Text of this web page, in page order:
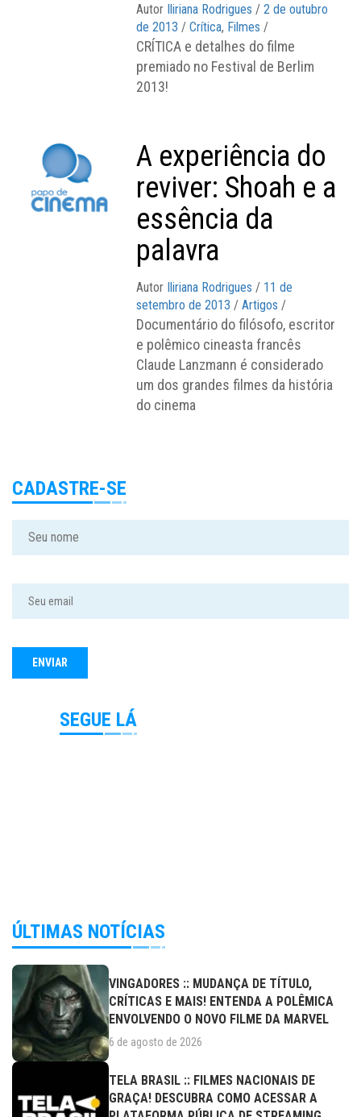
Autor Iliriana Rodrigues / 2 de outubro
de 2013 / Crítica, Filmes /
CRÍTICA e detalhes do filme
premiado no Festival de Berlim
2013!
A experiência do
reviver: Shoah e a
essência da
palavra
Autor Iliriana Rodrigues / 11 de
setembro de 2013 / Artigos /
Documentário do filósofo, escritor
e polêmico cineasta francês
Claude Lanzmann é considerado
um dos grandes filmes da história
do cinema
CADASTRE-SE
SEGUE LÁ
ÚLTIMAS NOTÍCIAS
VINGADORES :: MUDANÇA DE TÍTULO,
CRÍTICAS E MAIS! ENTENDA A POLÊMICA
ENVOLVENDO O NOVO FILME DA MARVEL
6 de agosto de 2026
TELA BRASIL :: FILMES NACIONAIS DE
GRAÇA! DESCUBRA COMO ACESSAR A